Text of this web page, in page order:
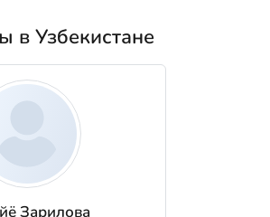
в Узбекистане
Зарилова